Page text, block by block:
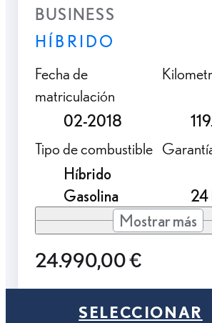
BUSINESS
HÍBRIDO
Fecha de
matriculación
02-2018
Tipo de combustible
Híbrido
Gasolina
24
Mostrar más
24.990,00 €
SELECCIONAR